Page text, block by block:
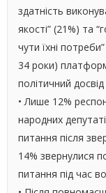
здатність
якості” (21%) та
чути їхні
34 роки)
політичний
• Лише 12%
народних
питання після
14% звернулися
питання під час